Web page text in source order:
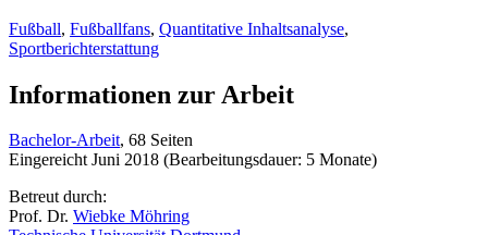
Fußball, Fußballfans, Quantitative Inhaltsanalyse,
Sportberichterstattung
Informationen zur Arbeit
Bachelor-Arbeit, 68 Seiten
Eingereicht Juni 2018 (Bearbeitungsdauer: 5 Monate)
Betreut durch:
Prof. Dr. Wiebke Möhring